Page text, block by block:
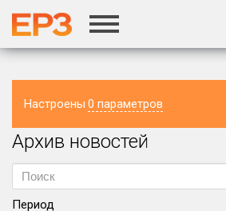
Настроены 0 параметров
Регион
Архив новостей
Период